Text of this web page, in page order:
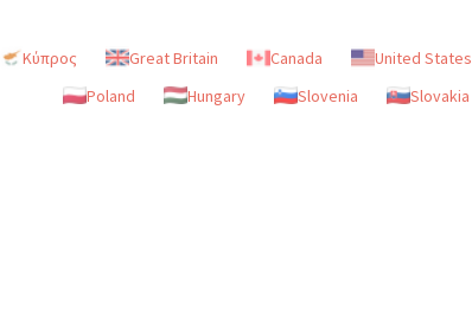
Κύπρος Great Britain Canada United States
Poland
Hungary Slovenia Slovakia